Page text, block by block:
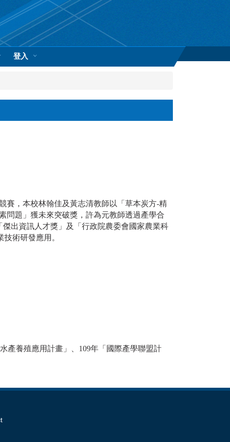
登入
賽，本校林翰佳及黃志清教師以「草本炭方-精
問題」獲未來突破獎，許為元教師透過產學合
出資訊人才獎」及「行政院農委會國家農業科
術研發應用。
產養殖應用計畫」、109年「國際產學聯盟計